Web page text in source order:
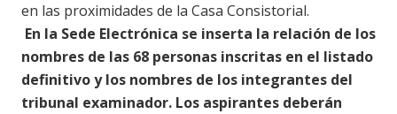
en las proximidades de la Casa Consistorial.
En la Sede Electrónica se inserta la relación de los
nombres de las 68 personas inscritas en el listado
definitivo y los nombres de los integrantes del
tribunal examinador. Los aspirantes deberán